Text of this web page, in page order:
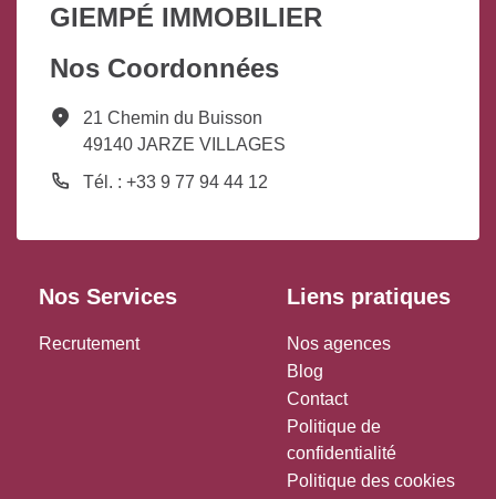
GIEMPÉ IMMOBILIER
Nos Coordonnées
21 Chemin du Buisson
49140 JARZE VILLAGES
Tél. : +33 9 77 94 44 12
Nos Services
Recrutement
Liens pratiques
Nos agences
Blog
Contact
Politique de
confidentialité
Politique des cookies